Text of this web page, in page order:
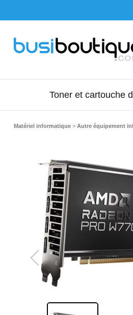
Toner et cartouche
Matériel informatique > Autre équipement